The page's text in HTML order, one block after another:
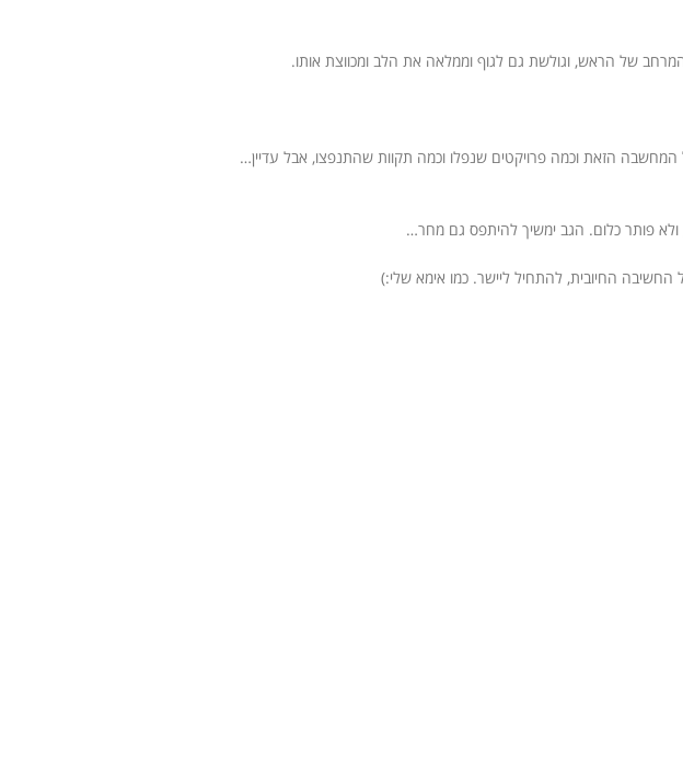
של הראש, וגולשת גם לגוף וממלאה את הלב ומכווצת אותו.
הזאת וכמה פרויקטים שנפלו וכמה תקוות שהתנפצו, אבל עדיין…
ולא פותר כלום. הגב ימשיך להיתפס גם מחר…
החיובית, להתחיל ליישר. כמו אימא שלי:)